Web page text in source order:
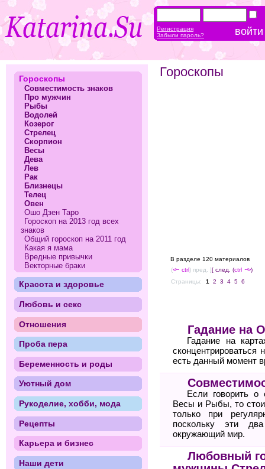
Гороскопы
В разделе 120 материалов
(<-- ctrl) пред. ][ след. (ctrl --> )
Страницы:
1 2 3 4 5 6
Гадание на
Гадание на
сконцентрироваться
есть данный момент
Если говорить о
Весы и Рыбы, то
только при
поскольку эти
окружающий мир.
Любовный
Гороскопы
Совместимость знаков
Про мужчин
Рыбы
Водолей
Козерог
Стрелец
Скорпион
Весы
Дева
Лев
Рак
Близнецы
Телец
Овен
Ошо Дзен Таро
Гороскоп на 2013 год всех
знаков
Общий гороскоп на 2011 год
Какая я мама
Вредные привычки
Векторные браки
Красота и здоровье
Любовь и секс
Отношения
Проба пера
Беременность и роды
Уютный дом
Рукоделие, хобби, мода
Рецепты
Карьера и бизнес
Наши дети
Регистрация
Забыли пароль?